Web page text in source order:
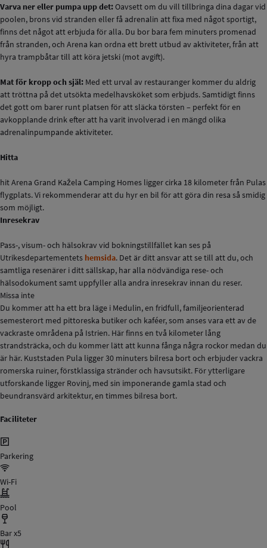
Varva ner eller pumpa upp det:Oavsett om du vill tillbringa dina dagar vid
poolen, brons vid stranden eller få adrenalin att fixa med något sportigt,
finns det något att erbjuda för alla. Du bor bara fem minuters promenad
från stranden, och Arena kan ordna ett brett utbud av aktiviteter, från att
hyra trampbåtar till att köra jetski (mot avgift).
Mat för kropp och själ: Med ett urval av restauranger kommer du aldrig
att tröttna på det utsökta medelhavsköket som erbjuds. Samtidigt finns
det gott om barer runt platsen för att släcka törsten – perfekt för en
avkopplande drink efter att ha varit involverad i en mängd olika
adrenalinpumpande aktiviteter.
Hitta
hit Arena Grand Kažela Camping Homes ligger cirka 18 kilometer från Pulas
flygplats. Vi rekommenderar att du hyr en bil för att göra din resa så smidig
som möjligt.
Inresekrav
Pass-, visum- och hälsokrav vid bokningstillfället kan ses på
Utrikesdepartementets hemsida. Det är ditt ansvar att se till att du, och
samtliga resenärer i ditt sällskap, har alla nödvändiga rese- och
hälsodokument samt uppfyller alla andra inresekrav innan du reser.
Missa inte
Du kommer att ha ett bra läge i Medulin, en fridfull, familjeorienterad
semesterort med pittoreska butiker och kaféer, som anses vara ett av de
vackraste områdena på Istrien. Här finns en två kilometer lång
strandsträcka, och du kommer lätt att kunna fånga några rockor medan du
är här. Kuststaden Pula ligger 30 minuters bilresa bort och erbjuder vackra
romerska ruiner, förstklassiga stränder och havsutsikt. För ytterligare
utforskande ligger Rovinj, med sin imponerande gamla stad och
beundransvärd arkitektur, en timmes bilresa bort.
Faciliteter
Parkering
Wi-Fi
Pool
Bar x5